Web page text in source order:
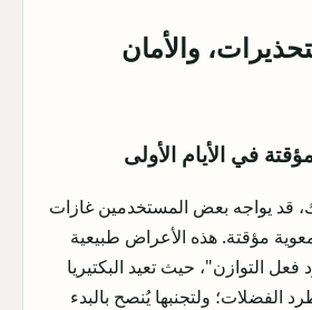
والأمان
في الأيام الأولى
قد يواجه بعض المستخدمين غازات
مؤقتة. هذه الأعراض طبيعية
التوازن"، حيث تعيد البكتيريا
الفضلات؛ ولتجنبها يُنصح بالبدء